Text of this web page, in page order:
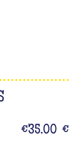
€35.00 €